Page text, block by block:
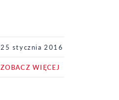
25 stycznia 2016
ZOBACZ WIĘCEJ